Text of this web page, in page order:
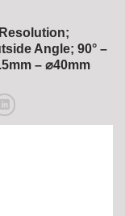
Angle; 90° –
– ⌀40mm